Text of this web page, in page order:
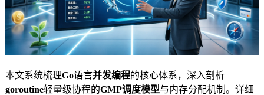
本文系统梳理Go语言并发编程的核心体系，深入剖析
goroutine轻量级协程的GMP调度模型与内存分配机制。详细